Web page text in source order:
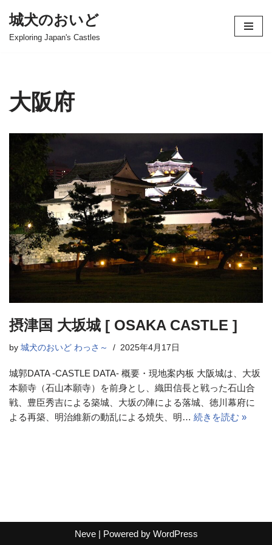
コ
へ
キ
城犬のおいど
Exploring Japan's Castles
大阪府
摂津国 大坂城 [ OSAKA CASTLE ]
by 城犬のおいど わっさ～ 2025年4月17日
城郭DATA -CASTLE DATA- 概要・現地案内板 大阪城は、大坂
本願寺（石山本願寺）を前身とし、織田信長と戦った石山合
戦、豊臣秀吉による築城、大坂の陣による落城、徳川幕府に
よる再築、明治維新の動乱による焼失、明… 続きを読む »
Neve| Powered by WordPress